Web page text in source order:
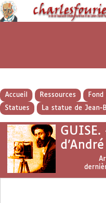
Accueil Ressources
Statues
La statue de Jean-